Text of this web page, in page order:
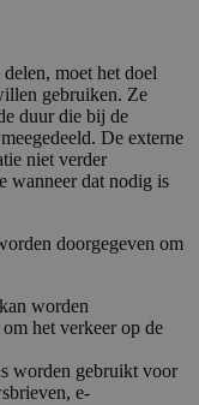
moet het doel
gebruiken. Ze
duur die bij de
De externe
niet verder
wanneer dat nodig is
doorgegeven om
worden
het verkeer op de
worden gebruikt voor
e-